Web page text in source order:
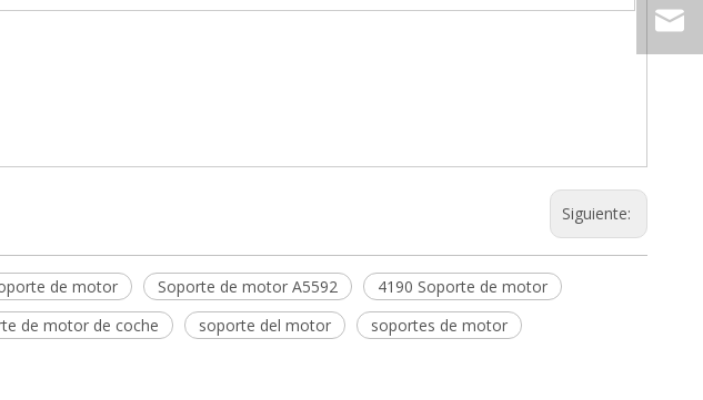
Siguiente:
de motor Soporte de motor A5592
4190 Soporte de motor
de motor de coche soporte del motor soportes de motor